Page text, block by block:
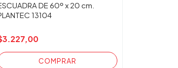
DE 60º x 20 cm.
13104